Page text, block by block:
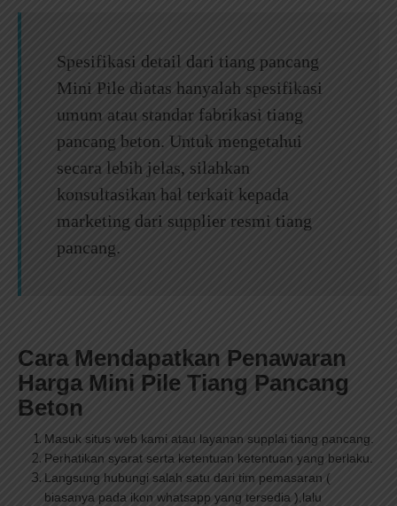
Spesifikasi detail dari tiang pancang
Mini Pile diatas hanyalah spesifikasi
umum atau standar fabrikasi tiang
pancang beton. Untuk mengetahui
secara lebih jelas, silahkan
konsultasikan hal terkait kepada
marketing dari supplier resmi tiang
pancang.
Cara Mendapatkan Penawaran
Harga Mini Pile Tiang Pancang
Beton
Masuk situs web kami atau layanan supplai tiang pancang.
Perhatikan syarat serta ketentuan ketentuan yang berlaku.
Langsung hubungi salah satu dari tim pemasaran (
biasanya pada ikon whatsapp yang tersedia ),lalu